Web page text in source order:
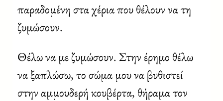
παραδομένη στα χέρια που θέλουν να τη
ζυμώσουν.
Θέλω να με ζυμώσουν. Στην έρημο θέλω
να ξαπλώσω, το σώμα μου να βυθιστεί
στην αμμουδερή κουβέρτα, θήραμα τον